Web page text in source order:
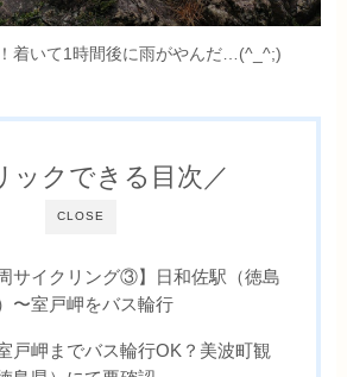
着いて1時間後に雨がやんだ…(^_^;)
CLOSE
ックできる目次／
サイクリング③】日和佐駅（徳島
〜室戸岬をバス輪行
戸岬までバス輪行OK？美波町観